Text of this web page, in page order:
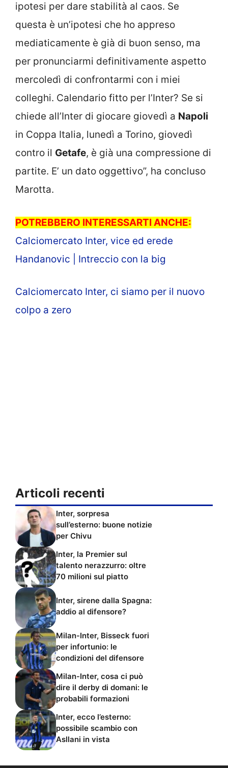
ipotesi per dare stabilità al caos. Se
questa è un’ipotesi che ho appreso
mediaticamente è già di buon senso, ma
per pronunciarmi definitivamente aspetto
mercoledì di confrontarmi con i miei
colleghi. Calendario fitto per l’Inter? Se si
chiede all’Inter di giocare giovedì a Napoli
in Coppa Italia, lunedì a Torino, giovedì
contro il Getafe, è già una compressione di
partite. E’ un dato oggettivo”, ha concluso
Marotta.
POTREBBERO INTERESSARTI ANCHE:
Calciomercato Inter, vice ed erede
Handanovic | Intreccio con la big
Calciomercato Inter, ci siamo per il nuovo
colpo a zero
Articoli recenti
Inter, sorpresa
sull’esterno: buone notizie
per Chivu
Inter, la Premier sul
talento nerazzurro: oltre
70 milioni sul piatto
Inter, sirene dalla Spagna:
addio al difensore?
Milan-Inter, Bisseck fuori
per infortunio: le
condizioni del difensore
Milan-Inter, cosa ci può
dire il derby di domani: le
probabili formazioni
Inter, ecco l’esterno:
possibile scambio con
Asllani in vista